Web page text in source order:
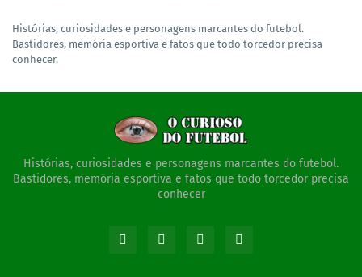
Histórias, curiosidades e personagens marcantes do futebol.
Bastidores, memória esportiva e fatos que todo torcedor precisa
conhecer.
Histórias, curiosidades e personagens marcantes do futebol.
Bastidores, memória esportiva e fatos que todo torcedor precisa
conhecer